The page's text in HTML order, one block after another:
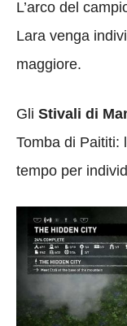
L’arco del
Lara venga
maggiore.
Gli Stivali di
Tomba di Paititi:
tempo per